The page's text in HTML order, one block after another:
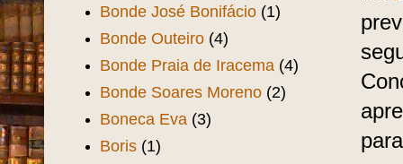
Bonde José Bonifácio (1)
Bonde Outeiro (4)
Bonde Praia de Iracema (4)
Bonde Soares Moreno (2)
Boneca Eva (3)
Boris (1)